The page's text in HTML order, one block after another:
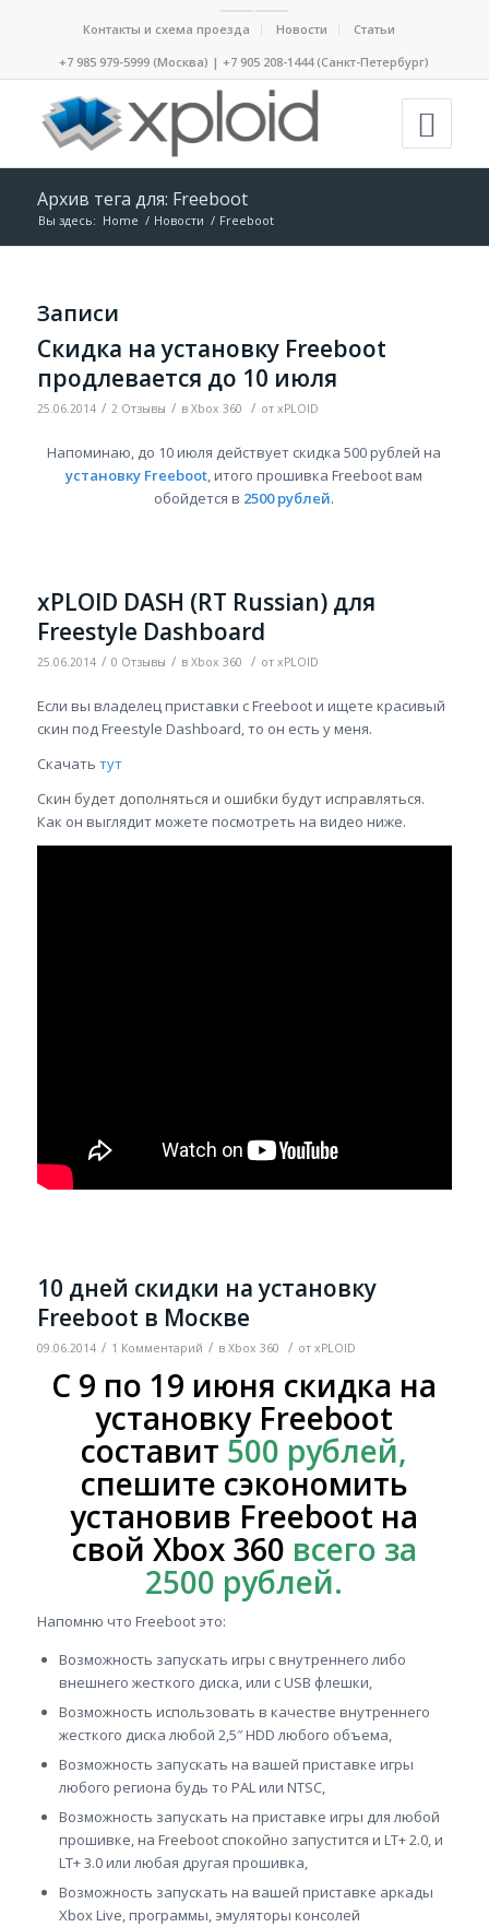
Контакты и схема проезда Новости
Статьи
+7 985 979-5999 (Москва) | +7 905 208-1444 (Санкт-Петербург)
Архив тега для: Freeboot
Вы здесь: Home / Новости / Freeboot
Записи
Скидка на установку Freeboot
продлевается до 10 июля
25.06.2014 / 2 Отзывы / в Xbox 360 / от xPLOID
Напоминаю, до 10 июля действует скидка 500 рублей на
установку Freeboot, итого прошивка Freeboot вам
обойдется в 2500 рублей.
xPLOID DASH (RT Russian) для
Freestyle Dashboard
25.06.2014 / 0 Отзывы / в Xbox 360 / от xPLOID
Если вы владелец приставки с Freeboot и ищете красивый
скин под Freestyle Dashboard, то он есть у меня.
Скачать тут
Скин будет дополняться и ошибки будут исправляться.
Как он выглядит можете посмотреть на видео ниже.
10 дней скидки на установку
Freeboot в Москве
09.06.2014 / 1 Комментарий / в Xbox 360 / от xPLOID
C 9 по 19 июня скидка на
установку Freeboot
составит 500 рублей,
спешите сэкономить
установив Freeboot на
свой Xbox 360 всего за
2500 рублей.
Напомню что Freeboot это:
Возможность запускать игры с внутреннего либо
внешнего жесткого диска, или с USB флешки,
Возможность использовать в качестве внутреннего
жесткого диска любой 2,5″ HDD любого объема,
Возможность запускать на вашей приставке игры
любого региона будь то PAL или NTSC,
Возможность запускать на приставке игры для любой
прошивке, на Freeboot спокойно запустится и LT+ 2.0, и
LT+ 3.0 или любая другая прошивка,
Возможность запускать на вашей приставке аркады
Xbox Live, программы, эмуляторы консолей